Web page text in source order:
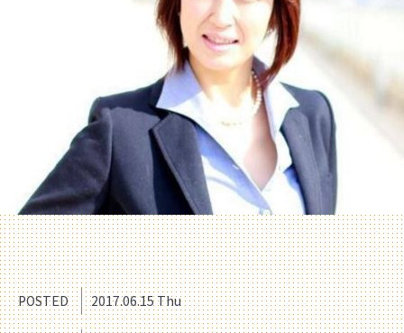
POSTED 2017.06.15 Thu